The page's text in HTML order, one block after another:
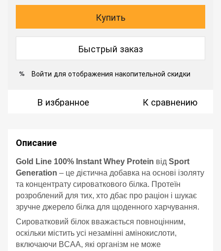
Купить
Быстрый заказ
% Войти для отображения накопительной скидки
В избранное К сравнению
Описание
Gold Line 100% Instant Whey Protein від Sport
Generation – це дієтична добавка на основі ізоляту
та концентрату сироваткового білка. Протеїн
розроблений для тих, хто дбає про раціон і шукає
зручне джерело білка для щоденного харчування.
Сироватковий білок вважається повноцінним,
оскільки містить усі незамінні амінокислоти,
включаючи BCAA, які організм не може